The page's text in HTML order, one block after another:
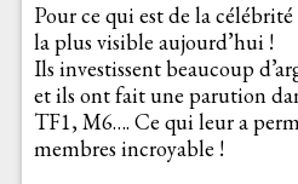
Pour ce qui est de la
la plus visible aujourd’hui !
Ils investissent beaucoup
et ils ont fait une parution
TF1, M6…. Ce qui leur a
membres incroyable !